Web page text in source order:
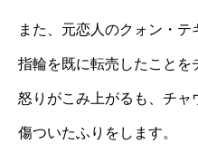
また、元恋人のクォン・
指輪を既に転売したことを
怒りがこみ上がるも、チャ
傷ついたふりをします。